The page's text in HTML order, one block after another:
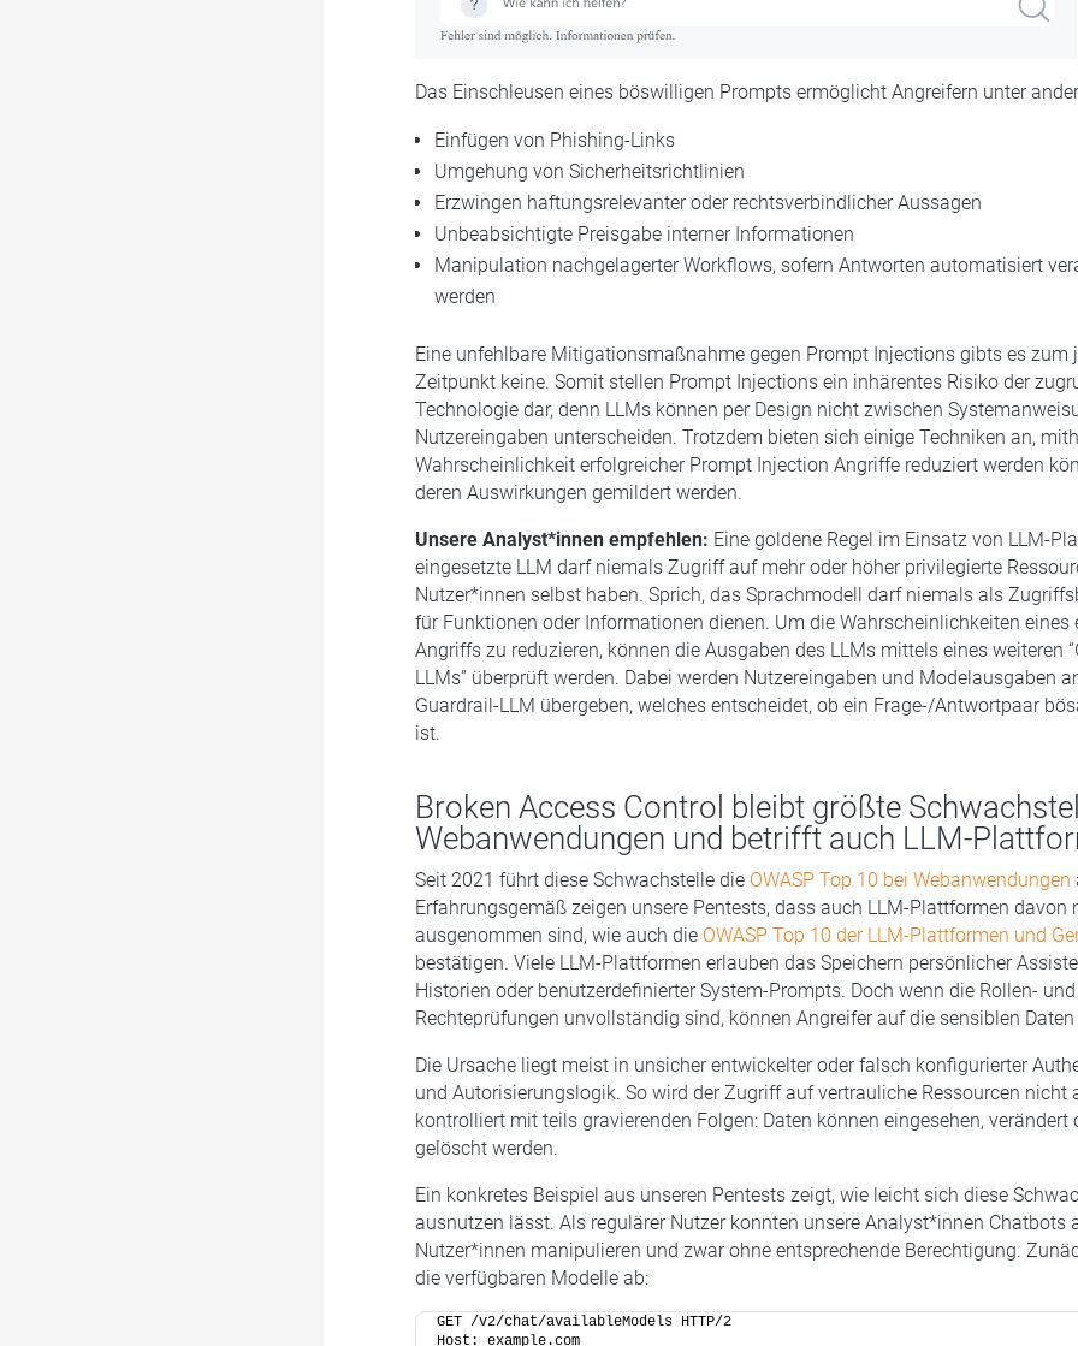
Das Einschleusen eines böswilligen Prompts ermöglicht Angreifern unter
Einfügen von Phishing-Links
Umgehung von Sicherheitsrichtlinien
Erzwingen haftungsrelevanter oder rechtsverbindlicher Aussagen
Unbeabsichtigte Preisgabe interner Informationen
Manipulation nachgelagerter Workflows, sofern Antworten automatisiert
werden
Eine unfehlbare Mitigationsmaßnahme gegen Prompt Injections gibts es zum
Zeitpunkt keine. Somit stellen Prompt Injections ein inhärentes Risiko der
Technologie dar, denn LLMs können per Design nicht zwischen
Nutzereingaben unterscheiden. Trotzdem bieten sich einige Techniken an,
Wahrscheinlichkeit erfolgreicher Prompt Injection Angriffe reduziert werden
deren Auswirkungen gemildert werden.
Unsere Analyst*innen empfehlen: Eine goldene Regel im Einsatz von LLM-
eingesetzte LLM darf niemals Zugriff auf mehr oder höher privilegierte
Nutzer*innen selbst haben. Sprich, das Sprachmodell darf niemals als
für Funktionen oder Informationen dienen. Um die Wahrscheinlichkeiten eines
Angriffs zu reduzieren, können die Ausgaben des LLMs mittels eines weiteren
LLMs” überprüft werden. Dabei werden Nutzereingaben und Modelausgaben
Guardrail-LLM übergeben, welches entscheidet, ob ein Frage-/Antwortpaar
ist.
Broken Access Control bleibt größte
Webanwendungen und betrifft auch LLM-
Seit 2021 führt diese Schwachstelle die OWASP Top 10 bei Webanwendungen
Erfahrungsgemäß zeigen unsere Pentests, dass auch LLM-Plattformen davon
ausgenommen sind, wie auch die OWASP Top 10 der LLM-Plattformen und
bestätigen. Viele LLM-Plattformen erlauben das Speichern persönlicher
Historien oder benutzerdefinierter System-Prompts. Doch wenn die Rollen- und
Rechteprüfungen unvollständig sind, können Angreifer auf die sensiblen
Die Ursache liegt meist in unsicher entwickelter oder falsch konfigurierter
und Autorisierungslogik. So wird der Zugriff auf vertrauliche Ressourcen nicht
kontrolliert mit teils gravierenden Folgen: Daten können eingesehen, verändert
gelöscht werden.
Ein konkretes Beispiel aus unseren Pentests zeigt, wie leicht sich diese
ausnutzen lässt. Als regulärer Nutzer konnten unsere Analyst*innen Chatbots
Nutzer*innen manipulieren und zwar ohne entsprechende Berechtigung.
die verfügbaren Modelle ab:
GET /v2/chat/availableModels HTTP/2
Host: example.com